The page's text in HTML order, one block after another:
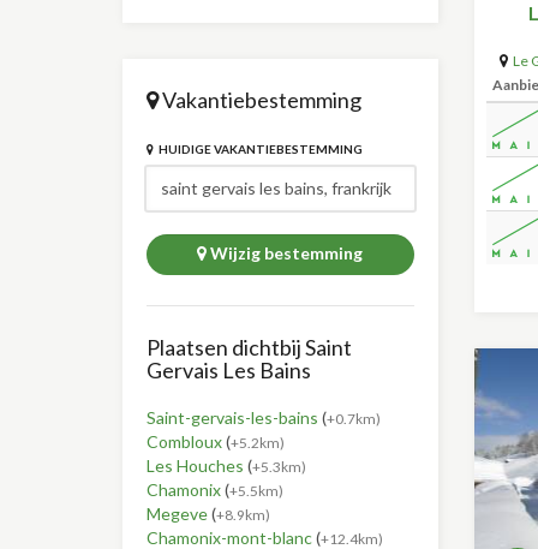
Vakantiebestemming
HUIDIGE VAKANTIEBESTEMMING
Wijzig bestemming
Plaatsen dichtbij Saint
Gervais Les Bains
Saint-gervais-les-bains (+0.7km)
Combloux(+5.2km)
Les Houches (+5.3km)
Chamonix(+5.5km)
Megeve(+8.9km)
Chamonix-mont-blanc(+12.4km)
Le